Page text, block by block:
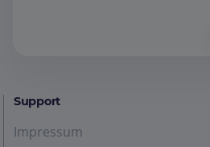
Support
Impressum